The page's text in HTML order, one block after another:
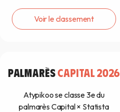
Voir le classement
PALMARÈSCAPITAL 2026
Atypikoo se classe 3e du
palmarès Capital × Statista